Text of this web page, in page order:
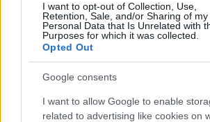
I want to opt-out of Collection, Use,
Retention, Sale, and/or Sharing of my
Personal Data that Is Unrelated with
Purposes for which it was collected.
Opted Out
Google consents
I want to allow Google to enable
related to advertising like cookies on
Sanne De Vries · 7 aug 2026
NEWS